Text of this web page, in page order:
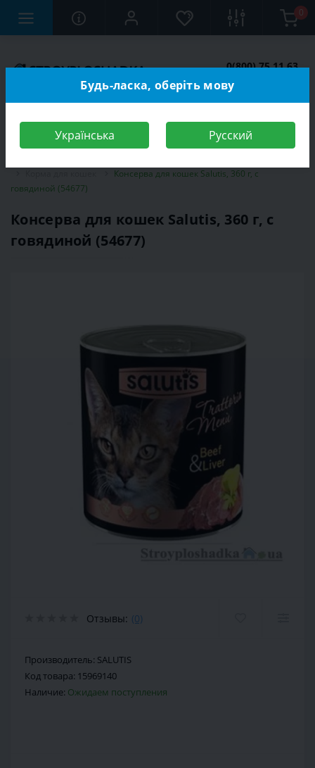
0
0(800) 75 11 63
Консерва для кошек Salutis, 360 г, с
говядиной (54677)
Консерва для кошек Salutis, 360 г, с
говядиной (54677)
Отзывы: (0)
Производитель: SALUTIS
Код товара: 15969140
Наличие: Ожидаем поступления
Будь-ласка, оберіть мову
Українська Русский